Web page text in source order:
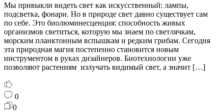
Мы привыкли видеть свет как искусственный: лампы,
подсветка, фонари. Но в природе свет давно существует сам
по себе. Это биолюминесценция: способность живых
организмов светиться, которую мы знаем по светлячкам,
морским планктонным вспышкам и редким грибам. Сегодня
эта природная магия постепенно становится новым
инструментом в руках дизайнеров. Биотехнологии уже
позволяют растениям излучать видимый свет, а значит […]
0
0